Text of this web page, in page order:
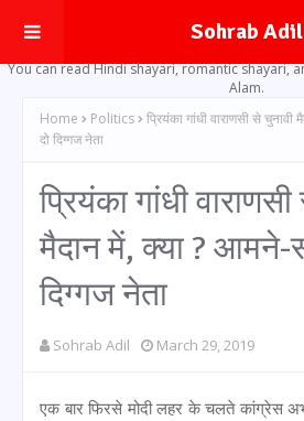
Sohrab Adil
You can read Hindi shayari, romantic shayari,
Alam.
Home
Politics
प्रियंका गांधी वाराणसी से
दो दिग्गज नेता
प्रियंका गांधी
मैदान में, क्या ? आमने-
दिग्गज नेता
Sohrab Adil March 29, 2019
एक बार फिरसे मोदी लहर के चलते कांग्रेस